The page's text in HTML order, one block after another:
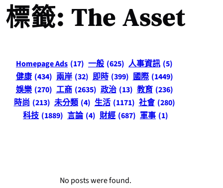
標籤: The Asset
Homepage Ads (17) 一般 (625) 人事資訊 (5)
健康 (434) 兩岸 (32) 即時 (399) 國際 (1449)
娛樂 (270) 工商 (2635) 政治 (13) 教育 (236)
時尚 (213) 未分類 (4) 生活 (1171) 社會 (280)
科技 (1889) 言論 (4) 財經 (687) 軍事 (1)
No posts were found.